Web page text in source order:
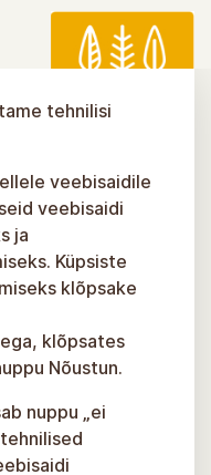
tehnilisi
veebisaidile
veebisaidi
ja
Küpsiste
klõpsake
klõpsates
Nõustun.
nuppu „ei